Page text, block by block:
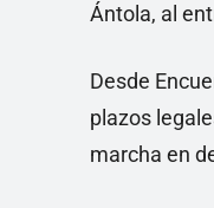
Ántola, al
Desde
plazos
marcha en